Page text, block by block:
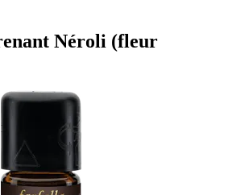
Néroli (fleur